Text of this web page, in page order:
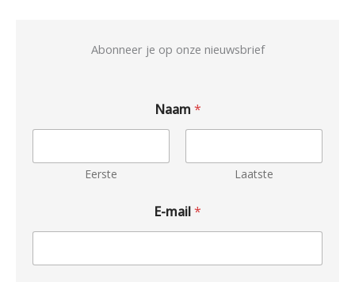
Abonneer je op onze nieuwsbrief
Naam *
Eerste Laatste
E-mail*